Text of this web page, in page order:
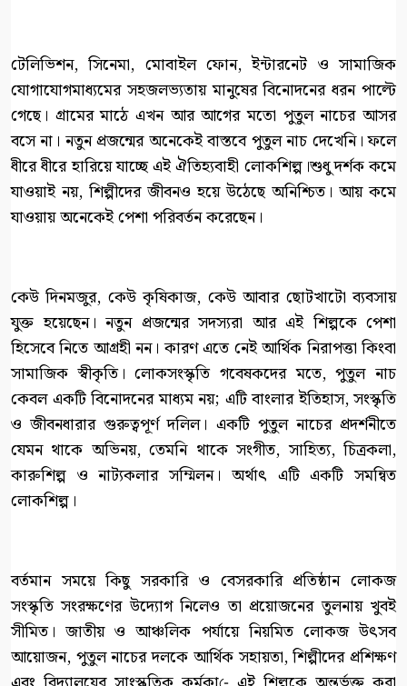
টেলিভিশন, সিনেমা, মোবাইল ফোন, ইন্টারনেট ও সামাজিক
যোগাযোগমাধ্যমের সহজলভ্যতায় মানুষের বিনোদনের ধরন পাল্টে
গেছে। গ্রামের মাঠে এখন আর আগের মতো পুতুল নাচের আসর
বসে না। নতুন প্রজন্মের অনেকেই বাস্তবে পুতুল নাচ দেখেনি। ফলে
ধীরে ধীরে হারিয়ে যাচ্ছে এই ঐতিহ্যবাহী লোকশিল্প।শুধু দর্শক কমে
যাওয়াই নয়, শিল্পীদের জীবনও হয়ে উঠেছে অনিশ্চিত। আয় কমে
যাওয়ায় অনেকেই পেশা পরিবর্তন করেছেন।
কেউ দিনমজুর, কেউ কৃষিকাজ, কেউ আবার ছোটখাটো ব্যবসায়
যুক্ত হয়েছেন। নতুন প্রজন্মের সদস্যরা আর এই শিল্পকে পেশা
হিসেবে নিতে আগ্রহী নন। কারণ এতে নেই আর্থিক নিরাপত্তা কিংবা
সামাজিক স্বীকৃতি। লোকসংস্কৃতি গবেষকদের মতে, পুতুল নাচ
কেবল একটি বিনোদনের মাধ্যম নয়; এটি বাংলার ইতিহাস, সংস্কৃতি
ও জীবনধারার গুরুত্বপূর্ণ দলিল। একটি পুতুল নাচের প্রদর্শনীতে
যেমন থাকে অভিনয়, তেমনি থাকে সংগীত, সাহিত্য, চিত্রকলা,
কারুশিল্প ও নাট্যকলার সম্মিলন। অর্থাৎ এটি একটি সমন্বিত
লোকশিল্প।
বর্তমান সময়ে কিছু সরকারি ও বেসরকারি প্রতিষ্ঠান লোকজ
সংস্কৃতি সংরক্ষণের উদ্যোগ নিলেও তা প্রয়োজনের তুলনায় খুবই
সীমিত। জাতীয় ও আঞ্চলিক পর্যায়ে নিয়মিত লোকজ উৎসব
আয়োজন, পুতুল নাচের দলকে আর্থিক সহায়তা, শিল্পীদের প্রশিক্ষণ